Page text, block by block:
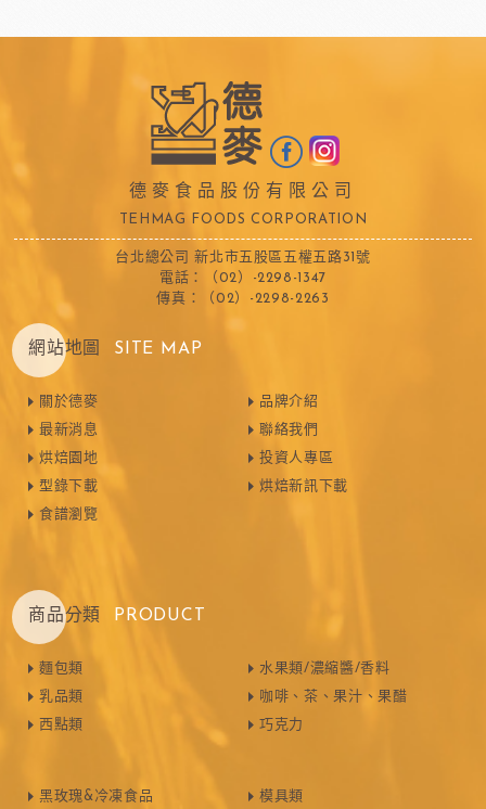
德麥食品股份有限公司
TEHMAG FOODS CORPORATION
台北總公司 新北市五股區五權五路31號
電話：（02）-2298-1347
傳真：（02）-2298-2263
網站地圖 SITE MAP
關於德麥
最新消息
烘焙園地
型錄下載
食譜瀏覽
品牌介紹
聯絡我們
投資人專區
烘焙新訊下載
商品分類 PRODUCT
麵包類
乳品類
西點類
水果類/濃縮醬/香料
咖啡、茶、果汁、果醋
巧克力
黑玫瑰&冷凍食品 模具類